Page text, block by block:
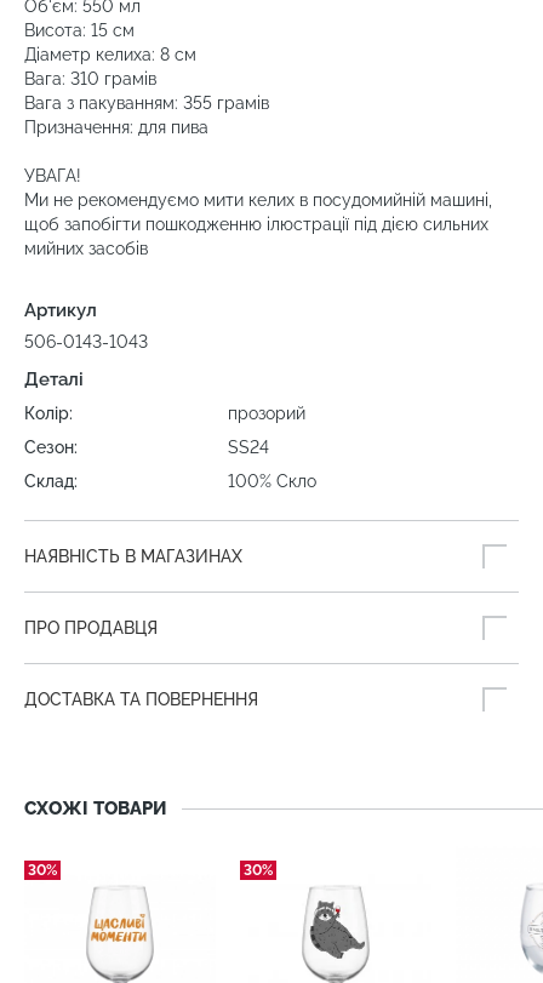
Об'єм: 550 мл
Висота: 15 см
Діаметр келиха: 8 см
Вага: 310 грамів
Вага з пакуванням: 355 грамів
Призначення: для пива
УВАГА!
Ми не рекомендуємо мити келих в посудомийній машині,
щоб запобігти пошкодженню ілюстрації під дією сильних
мийних засобів
Артикул
506-0143-1043
Деталі
Колір:
прозорий
Сезон:
SS24
Склад:
100% Скло
НАЯВНІСТЬ В МАГАЗИНАХ
ПРО ПРОДАВЦЯ
ДОСТАВКА ТА ПОВЕРНЕННЯ
СХОЖІ ТОВАРИ
30% 30%